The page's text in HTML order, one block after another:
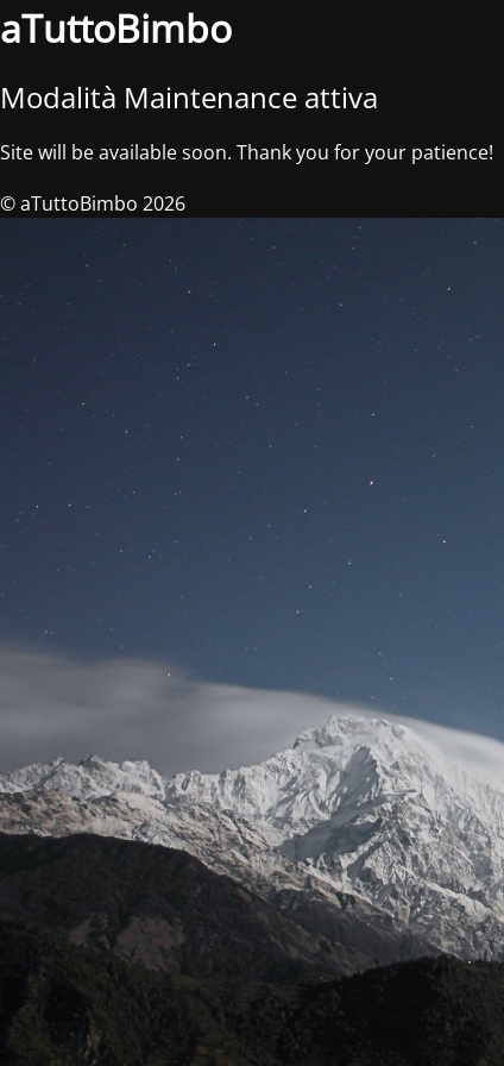
aTuttoBimbo
Modalità Maintenance attiva
Site will be available soon. Thank you for your patience!
© aTuttoBimbo 2026